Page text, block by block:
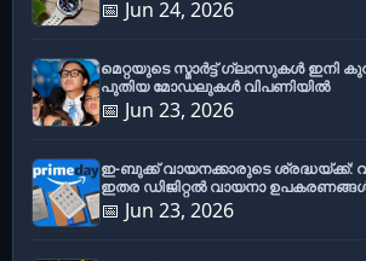
📅 Jun 24, 2026
മെറ്റയുടെ സ്മാർട്ട് ഗ്ലാസുകൾ ഇനി
പുതിയ മോഡലുകൾ വിപണിയിൽ
📅 Jun 23, 2026
ഇ-ബുക്ക് വായനക്കാരുടെ ശ്രദ്ധയ്ക്ക്:
ഇതര ഡിജിറ്റൽ വായനാ
📅 Jun 23, 2026